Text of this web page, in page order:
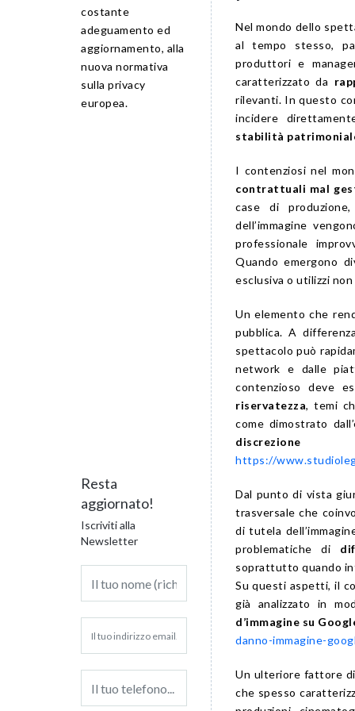
costante
adeguamento ed
aggiornamento, alla
nuova normativa
sulla privacy
europea.
Resta
aggiornato!
Iscriviti alla
Newsletter
Nel mondo dello
al tempo stesso,
produttori e
caratterizzato da
rilevanti. In questo
incidere
stabilità
I contenziosi nel
contrattuali mal
case di
dell’immagine
professionale
Quando emergono
esclusiva o utilizzi
Un elemento che
pubblica. A
spettacolo può
network e dalle
contenzioso deve
riservatezza, temi
come dimostrato
https://
Dal punto di vista
trasversale che
di tutela
problematiche di
soprattutto quando
Su questi aspetti, il
già analizzato in
d’immagine su
danno-immagine-
Un ulteriore fattore
che spesso